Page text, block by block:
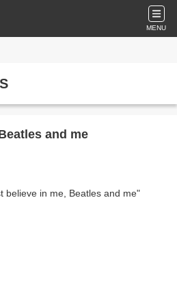
MENU
and me